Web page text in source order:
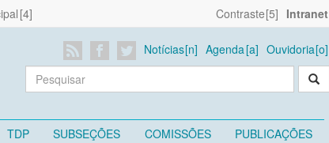
Contraste Intranet
Notícias Agenda Ouvidoria
TDP SUBSEÇÕES COMISSÕES PUBLICAÇÕES